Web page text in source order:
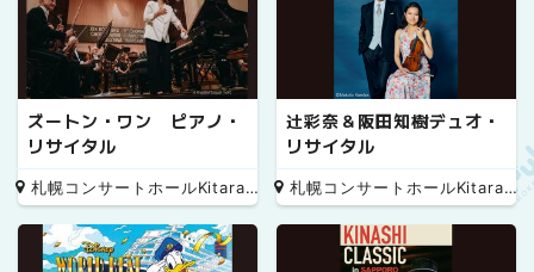
ズートン・ワン ピアノ・
リサイタル
札幌コンサートホールKitara 小ホール
辻彩奈＆阪田知樹デュオ・
リサイタル
札幌コンサートホールKitara 小ホール